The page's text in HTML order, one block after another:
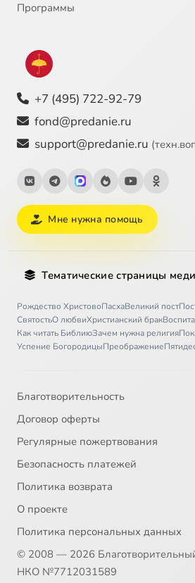
Программы
+7 (495) 722-92-79
fond@predanie.ru
support@predanie.ru
Мне нужна помощь
Тематические страницы
Рождество ХристовоПасхаВеликий пост
СвятостьО любвиХристианский брак
Как читать БиблиюЗачем нужна религия
Успение БогородицыПреображение
Благотворительность
Договор оферты
Регулярные пожертвования
Безопасность платежей
Политика возврата
О проекте
Политика персональных данных
© 2008 — 2026
НКО №7712031589